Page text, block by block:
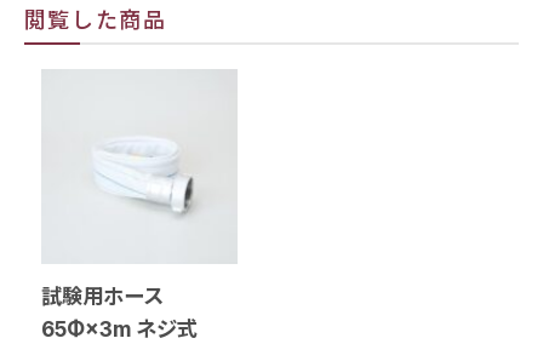
閲覧した商品
試験用ホース
65Φ×3m ネジ式